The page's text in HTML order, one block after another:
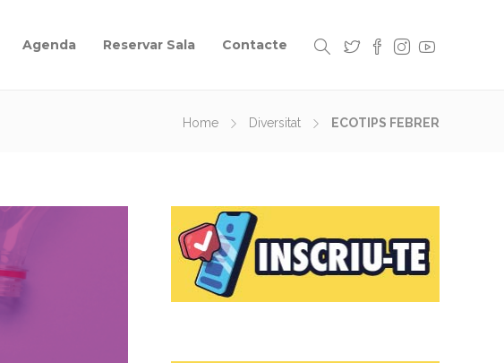
Agenda Reservar Sala Contacte
Home Diversitat ECOTIPS FEBRER